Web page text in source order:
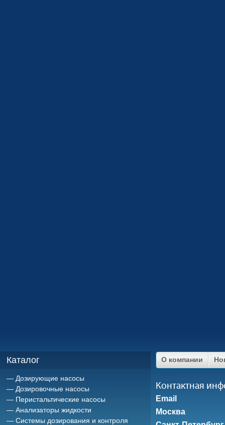
Каталог
Дозирующие насосы
Дозировочные насосы
Перистальтические насосы
Анализаторы жидкости
Системы дозирования и контроля
О компании
Контактная
Email
Москва